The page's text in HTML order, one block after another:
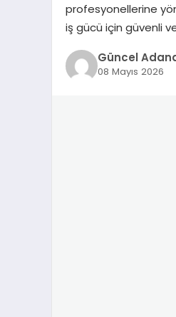
profesyonellerine
iş gücü için güvenli
Güncel
08 Mayıs 2026